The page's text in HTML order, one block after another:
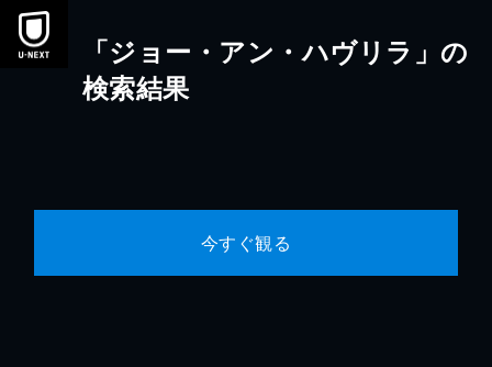
本文へスキップ
「ジョー・アン・ハヴリラ」の
検索結果
今すぐ観る